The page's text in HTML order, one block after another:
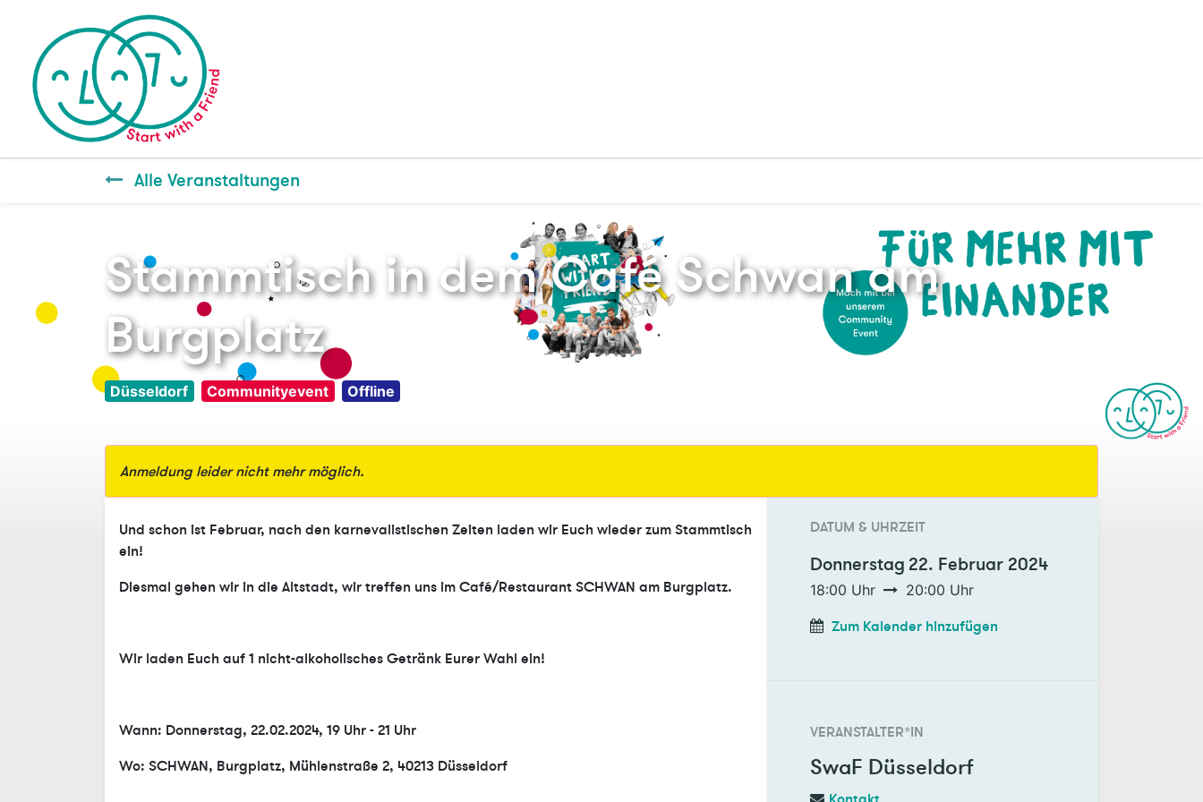
Alle Veranstaltungen
Stammtisch in dem Café Schwan am
Burgplatz
Düsseldorf Communityevent Offline
Anmeldung leider nicht mehr möglich.
Und schon ist Februar, nach den karnevalistischen Zeiten laden wir Euch wieder zum Stammtisch
ein!
Diesmal gehen wir in die Altstadt, wir treffen uns im Café/Restaurant SCHWAN am Burgplatz.
Wir laden Euch auf 1 nicht-alkoholisches Getränk Eurer Wahl ein!
Wann: Donnerstag, 22.02.2024, 19 Uhr - 21 Uhr
Wo: SCHWAN, Burgplatz, Mühlenstraße 2, 40213 Düsseldorf
DATUM & UHRZEIT
Donnerstag 22. Februar 2024
18:00 Uhr 20:00 Uhr
Zum Kalender hinzufügen
VERANSTALTER*IN
SwaF Düsseldorf